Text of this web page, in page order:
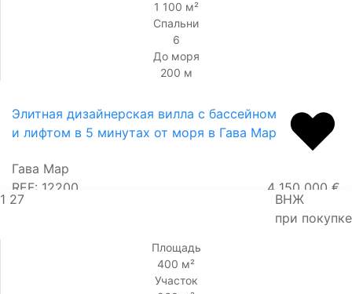
1 100 м²
Спальни
6
До моря
200 м
Элитная дизайнерская вилла с бассейном
и лифтом в 5 минутах от моря в Гава Мар
Гава Мар
REF: 12200
4 150 000 €
1 27
ВНЖ
при покупке
Площадь
400 м²
Участок